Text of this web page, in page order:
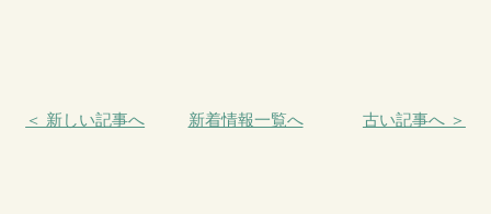
＜ 新しい記事へ 新着情報一覧へ 古い記事へ ＞